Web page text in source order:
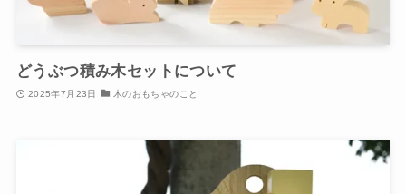
どうぶつ積み木セットについて
2025年7月23日 木のおもちゃのこと